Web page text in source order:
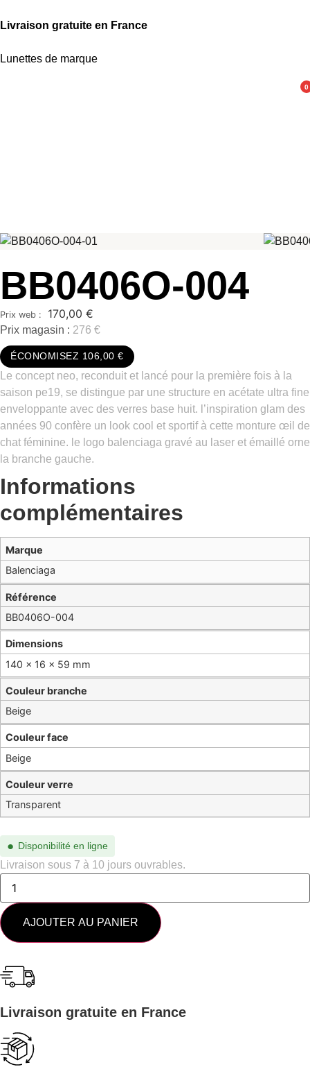
Livraison gratuite en France
Lunettes de marque
0
BB0406O-004
170,00 €
Prix magasin : 276 €
ÉCONOMISEZ 106,00 €
Le concept neo, reconduit et lancé pour la première fois à la
saison pe19, se distingue par une structure en acétate ultra fine
enveloppante avec des verres base huit. l’inspiration glam des
années 90 confère un look cool et sportif à cette monture œil de
chat féminine. le logo balenciaga gravé au laser et émaillé orne
la branche gauche.
Informations
complémentaires
Référence
BB0406O-004
Dimensions
140 × 16 × 59 mm
Couleur branche
Beige
Couleur face
Beige
Couleur verre
Transparent
Marque
Balenciaga
● Disponibilité en ligne
Livraison sous 7 à 10 jours ouvrables.
AJOUTER AU PANIER
Livraison gratuite en France